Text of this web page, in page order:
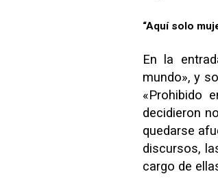
“Aquí solo
En la
mundo», y
«Prohibido
decidieron
quedarse
discursos,
cargo de